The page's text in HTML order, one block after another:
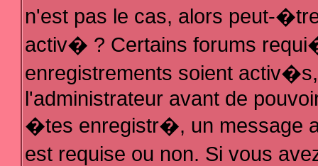
n'est pas le cas, alors peut-
activ� ? Certains forums
enregistrements soient
l'administrateur avant de
�tes enregistr�, un message
est requise ou non. Si vous